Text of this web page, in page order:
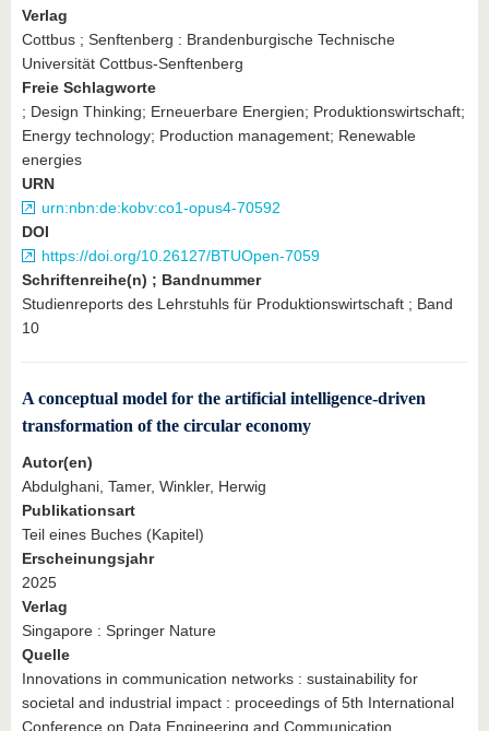
Verlag
Cottbus ; Senftenberg : Brandenburgische Technische
Universität Cottbus-Senftenberg
Freie Schlagworte
; Design Thinking; Erneuerbare Energien; Produktionswirtschaft;
Energy technology; Production management; Renewable
energies
URN
urn:nbn:de:kobv:co1-opus4-70592
DOI
https://doi.org/10.26127/BTUOpen-7059
Schriftenreihe(n) ; Bandnummer
Studienreports des Lehrstuhls für Produktionswirtschaft ; Band
10
A conceptual model for the artificial intelligence-driven
transformation of the circular economy
Autor(en)
Abdulghani, Tamer, Winkler, Herwig
Publikationsart
Teil eines Buches (Kapitel)
Erscheinungsjahr
2025
Verlag
Singapore : Springer Nature
Quelle
Innovations in communication networks : sustainability for
societal and industrial impact : proceedings of 5th International
Conference on Data Engineering and Communication